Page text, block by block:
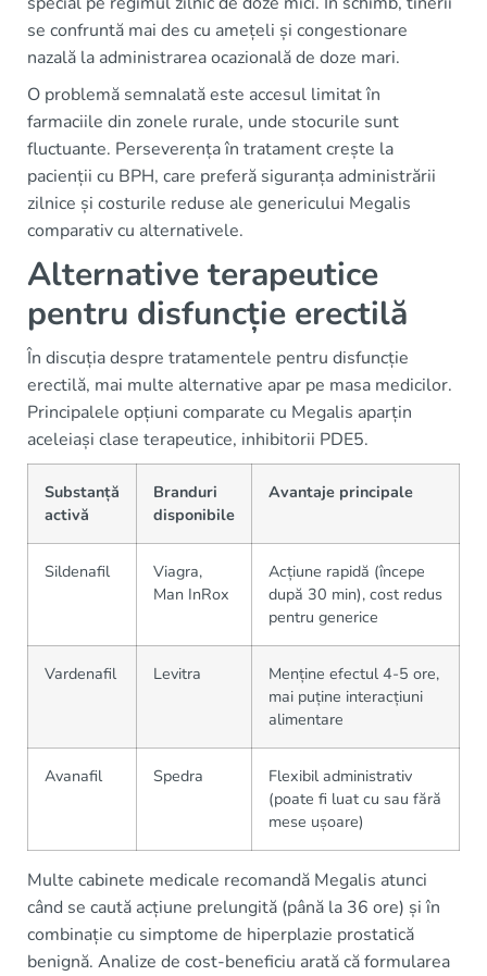
se confruntă mai des cu amețeli și congestionare
nazală la administrarea ocazională de doze mari.
O problemă semnalată este accesul limitat în
farmaciile din zonele rurale, unde stocurile sunt
fluctuante. Perseverența în tratament crește la
pacienții cu BPH, care preferă siguranța administrării
zilnice și costurile reduse ale genericului Megalis
comparativ cu alternativele.
Alternative terapeutice
pentru disfuncție erectilă
În discuția despre tratamentele pentru disfuncție
erectilă, mai multe alternative apar pe masa medicilor.
Principalele opțiuni comparate cu Megalis aparțin
aceleiași clase terapeutice, inhibitorii PDE5.
Substanță
activă
Branduri
disponibile
Avantaje principale
Sildenafil
Viagra,
Man InRox
Acțiune rapidă (începe
după 30 min), cost redus
pentru generice
Vardenafil Levitra
Menține efectul 4-5 ore,
mai puține interacțiuni
alimentare
Avanafil Spedra
Flexibil administrativ
(poate fi luat cu sau fără
mese ușoare)
Multe cabinete medicale recomandă Megalis atunci
când se caută acțiune prelungită (până la 36 ore) și în
combinație cu simptome de hiperplazie prostatică
benignă. Analize de cost-beneficiu arată că formularea